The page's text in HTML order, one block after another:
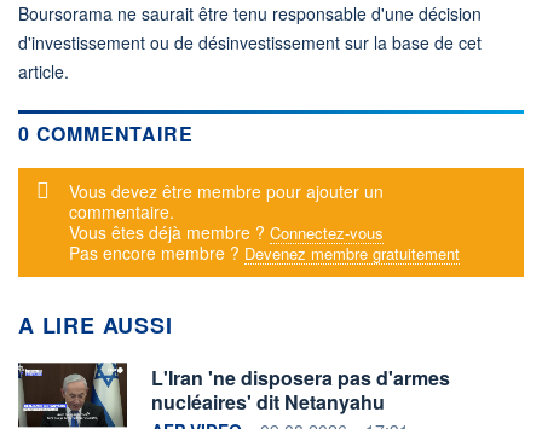
Boursorama ne saurait être tenu responsable d'une décision
d'investissement ou de désinvestissement sur la base de cet
article.
0 COMMENTAIRE
Message d'alerte
Vous devez être membre pour ajouter un
commentaire.
Vous êtes déjà membre ? Connectez-vous
Pas encore membre ? Devenez membre gratuitement
A LIRE AUSSI
L'Iran 'ne disposera pas d'armes
nucléaires' dit Netanyahu